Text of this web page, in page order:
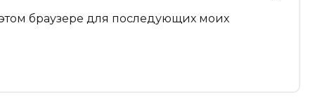
браузере для последующих моих